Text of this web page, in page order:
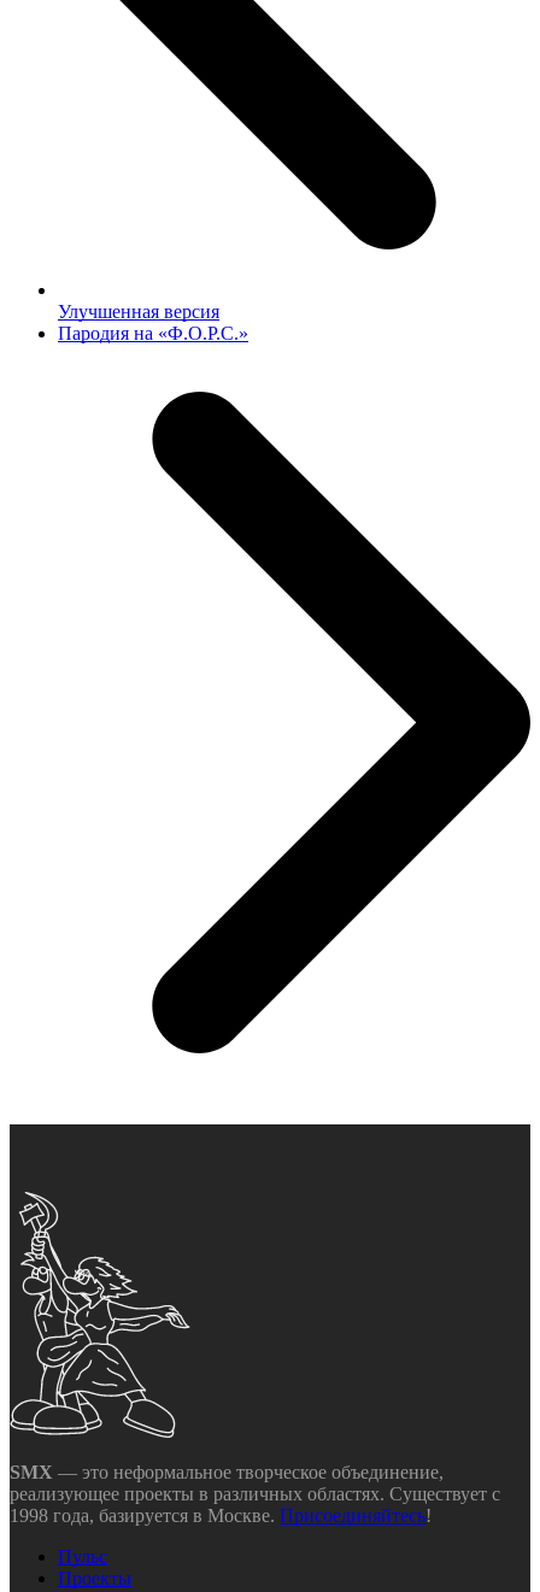
Улучшенная версия
next
Пародия на «Ф.О.Р.С.»
SMX — это неформальное творческое объединение,
реализующее проекты в различных областях. Существует с
1998 года, базируется в Москве. Присоединяйтесь!
Пульс
Проекты